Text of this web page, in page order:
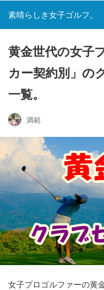
素晴らしき女子ゴルフ。
黄金世代の女子
カー契約別」の
一覧。
満範
女子プロゴルファーの黄